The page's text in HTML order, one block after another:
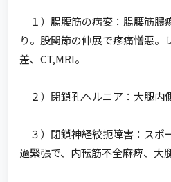
１）腸腰筋の病変：腸腰筋膿
り。股関節の伸展で疼痛憎悪。
差、CT,MRI。
２）閉鎖孔ヘルニア：大腿内
３）閉鎖神経絞扼障害：スポ
過緊張で、内転筋不全麻痺、大